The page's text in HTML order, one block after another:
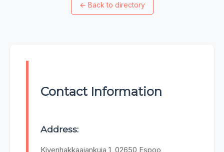
← Back to directory
Contact Information
Address:
Kivenhakkaajankuja 1, 02650 Espoo